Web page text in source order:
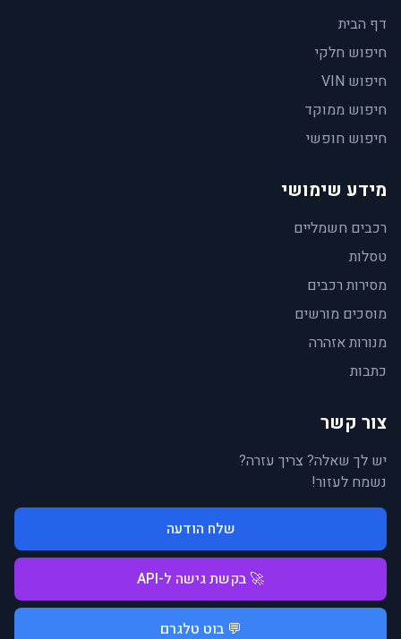
דף הבית
חיפוש חלקי
חיפוש VIN
חיפוש ממוקד
חיפוש חופשי
מידע שימושי
רכבים חשמליים
טסלות
מסירות רכבים
מוסכים מורשים
מנורות אזהרה
כתבות
צור קשר
יש לך שאלה? צריך עזרה?
נשמח לעזור!
שלח הודעה
🚀 בקשת גישה ל-API
💬 בוט טלגרם